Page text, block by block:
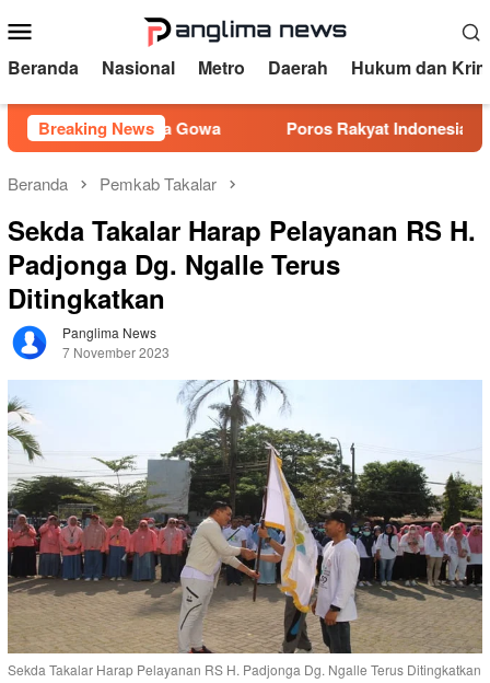
ke
kontenMobile
Beranda Nasional Metro Daerah Hukum dan
Breaking News
Polresta Gowa Poros Rakyat Indonesia Desak DLH
Beranda Pemkab Takalar
Sekda Takalar Harap Pelayanan RS H.
Padjonga Dg. Ngalle Terus
Ditingkatkan
Panglima News
7 November 2023
Sekda Takalar Harap Pelayanan RS H. Padjonga Dg. Ngalle Terus Ditingkatkan